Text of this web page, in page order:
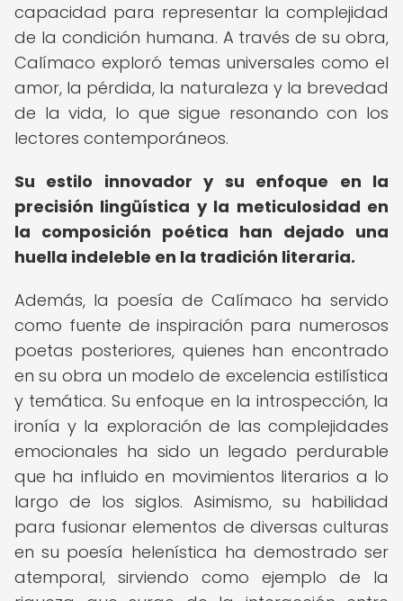
capacidad para representar la complejidad
de la condición humana. A través de su obra,
Calímaco exploró temas universales como el
amor, la pérdida, la naturaleza y la brevedad
de la vida, lo que sigue resonando con los
lectores contemporáneos.
Su estilo innovador y su enfoque en la
precisión lingüística y la meticulosidad en
la composición poética han dejado una
huella indeleble en la tradición literaria.
Además, la poesía de Calímaco ha servido
como fuente de inspiración para numerosos
poetas posteriores, quienes han encontrado
en su obra un modelo de excelencia estilística
y temática. Su enfoque en la introspección, la
ironía y la exploración de las complejidades
emocionales ha sido un legado perdurable
que ha influido en movimientos literarios a lo
largo de los siglos. Asimismo, su habilidad
para fusionar elementos de diversas culturas
en su poesía helenística ha demostrado ser
atemporal, sirviendo como ejemplo de la